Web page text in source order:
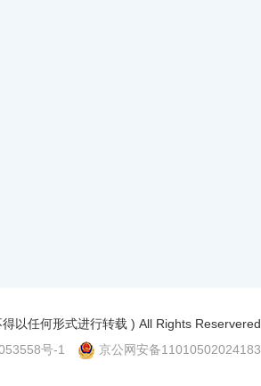
以任何形式进行转载 ) All Rights Reservered
号-1
京公网安备11010502024183